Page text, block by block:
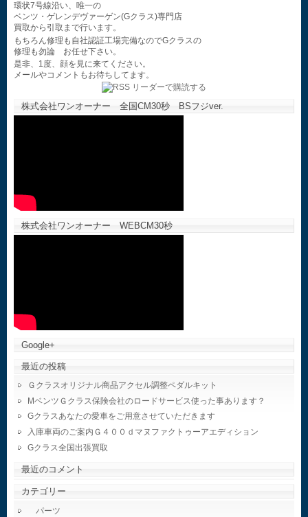
環状7号線沿い、唯一の
ベンツ・ゲレンデヴァーゲン(Gクラス)専門店
買取から引取まで行います。
もちろん修理も自社認証工場完備なのでGクラスの
修理も勿論 お任せ下さい。
是非、1度、顔を見に来てください。
メールやコメントもお待ちしてます。
株式会社ワンオーナー 全国CM30秒 BSフジver.
株式会社ワンオーナー WEBCM30秒
Google+
最近の投稿
Ｇクラスオリジナル商品アクセル調整ペダルキット
MベンツＧクラス保険会社のロードサービス使った事あります？
Gクラスあなたの愛車をご用意させていただきます
入庫車両のご案内Ｇ４００ｄマヌファクトゥーアエディション
Gクラス全国出張買取
最近のコメント
カテゴリー
パーツ